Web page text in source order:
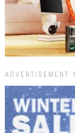
ADVERTISEMENT 9